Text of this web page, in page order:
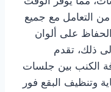
التعامل مع جميع
على ألوان
ذلك، تقدم
الكنب بين جلسات
وتنظيف البقع فور